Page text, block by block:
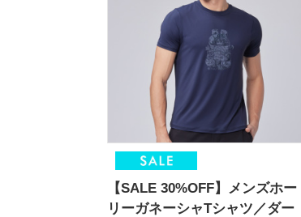
【SALE 30%OFF】メンズホー
リーガネーシャTシャツ／ダー